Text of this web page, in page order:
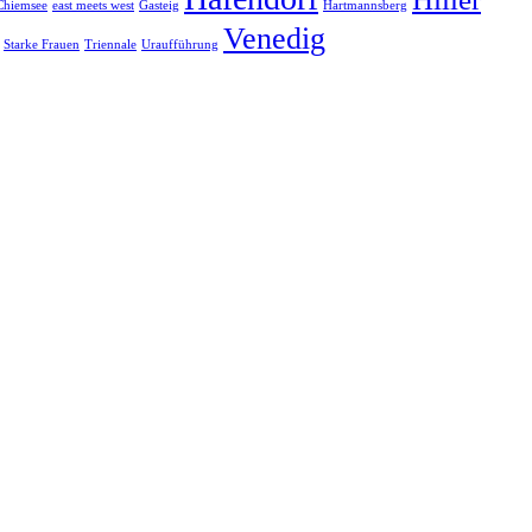
east meets west Gasteig Hartmannsberg
Starke Frauen Triennale Uraufführung Venedig